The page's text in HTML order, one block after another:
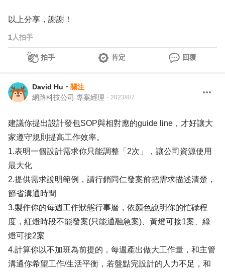
以上分享，謝謝！
1 人拍手
拍手 肯定 回覆
David Hu ・ 關注
網路科技公司 專案經理 ・ 2023/8/7
建議你提出設計發包SOP與相對應的guide line，才好讓大
家遵守規則提高工作效率。
1.表明一個設計需求你只能調整「2次」，讓公司資源使用
最大化
2.提供需求說明範例，請行銷同仁發案前把需求描述清楚，
節省溝通時間
3.製作你的每週工作狀態行事曆，依顏色說明你的忙碌程
度，紅燈時段不能發案(只能通融急案)、黃燈可接1案、綠
燈可接2案
4.計算你以不加班為前提的，每週產出做大工作量，和主管
溝通你希望工作/生活平衡，若盤點完設計的人力不足，和